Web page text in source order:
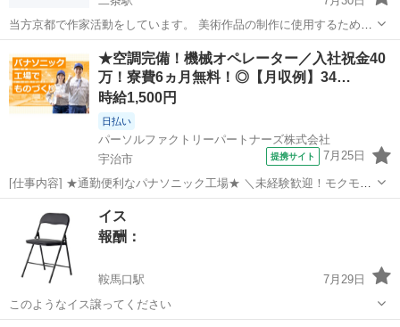
当方京都で作家活動をしています。 美術作品の制作に使用するため、
不要になったバイクや車の外装パーツを探しています。 特に探してい
るもの * フェンダー * カウル * タンク * バンパー * ドアパネル * ミラ
ーカバ...
二条駅 買いたい/ください カウル
★空調完備！機械オペレーター／入社祝金40
万！寮費6ヵ月無料！◎【月収例】34…
時給1,500円
日払い
パーソルファクトリーパートナーズ株式会社
宇治市
提携サイト 7月25日
[仕事内容] ★通勤便利なパナソニック工場★ ＼未経験歓迎！モクモク
作業が好きな方必見♪／ ◎電子部品の製造に関わる機械オペレーター
や検査業務を担当します！ ◎材料のセット時に10kg程度の重量物を扱
いますが、台車を使用す...
イス
報酬：
鞍馬口駅
7月29日
このようなイス譲ってください